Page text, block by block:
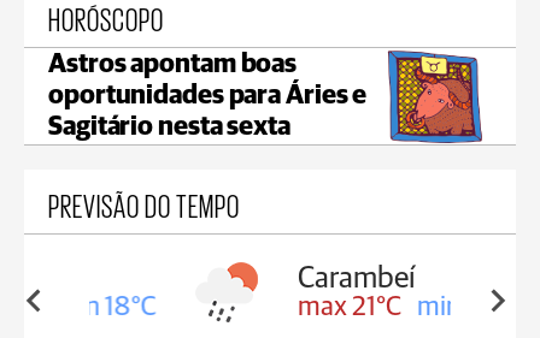
HORÓSCOPO
Astros apontam boas
oportunidades para Áries e
Sagitário nesta sexta
PREVISÃO DO TEMPO
18°C
Carambeí
max 21°C min 18°C